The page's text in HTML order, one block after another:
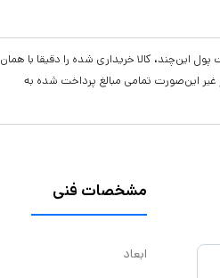
این‌چند، کالا خریداری شده را دقیقا با همان
این‌صورت تمامی مبالغ پرداخت شده به
مشخصات فنی
ابعاد